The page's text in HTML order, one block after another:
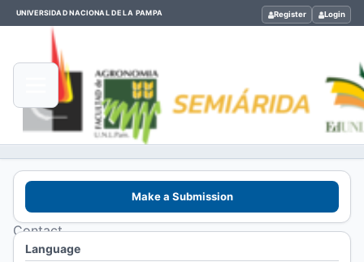
UNIVERSIDAD NACIONAL DE LA PAMPA Register Login
Home
Contact
Make a Submission
Language